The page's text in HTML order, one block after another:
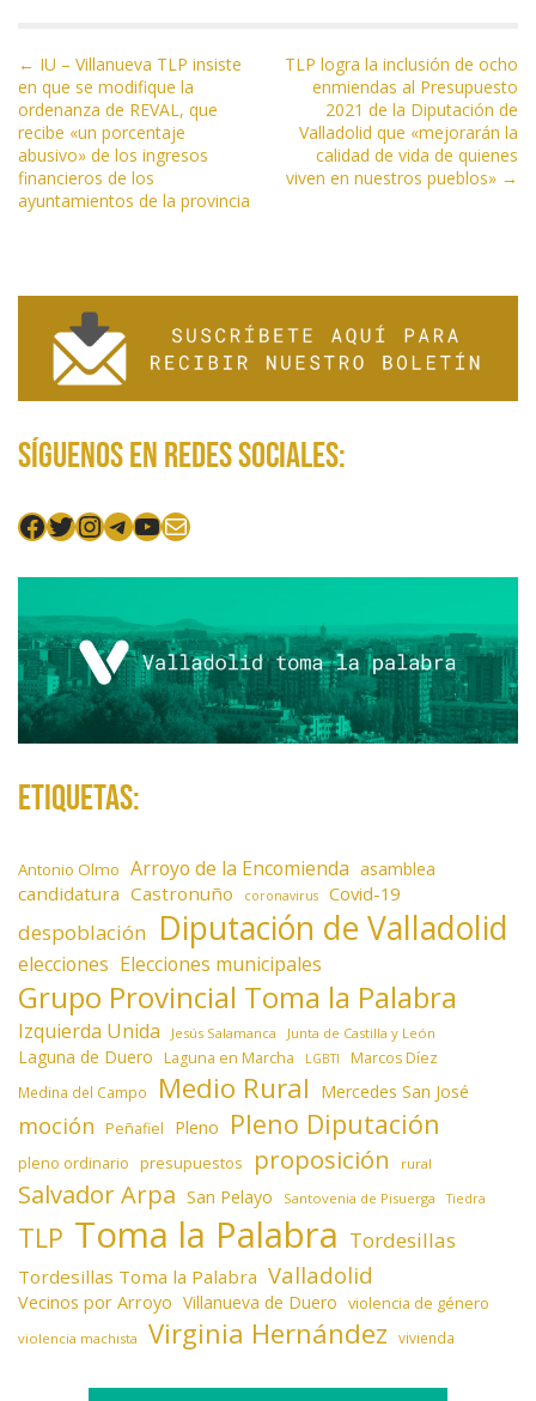
o
k
m p
p
ti
r
N
a
v
e
g
a
e
e
n
r
a
s
← IU – Villanueva TLP insiste
en que se modifique la
ordenanza de REVAL, que
recibe «un porcentaje
abusivo» de los ingresos
financieros de los
ayuntamientos de la provincia
TLP logra la inclusión de ocho
enmiendas al Presupuesto
2021 de la Diputación de
Valladolid que «mejorarán la
calidad de vida de quienes
viven en nuestros pueblos» →
Síguenos en redes sociales:
Facebook
Twitter
Instagram
Telegram
YouTube
Mail
Etiquetas:
Antonio Olmo Arroyo de la Encomienda asamblea
candidatura Castronuño coronavirus Covid-19
despoblación Diputación de Valladolid
elecciones Elecciones municipales
Grupo Provincial Toma la Palabra
Izquierda Unida Jesús Salamanca Junta de Castilla y León
Laguna de Duero Laguna en Marcha LGBTI Marcos Díez
Medina del Campo Medio Rural Mercedes San José
moción Peñafiel Pleno Pleno Diputación
pleno ordinario presupuestos proposición rural
Salvador Arpa San Pelayo Santovenia de Pisuerga Tiedra
TLP Toma la Palabra Tordesillas
Tordesillas Toma la Palabra Valladolid
Vecinos por Arroyo Villanueva de Duero violencia de género
violencia machista Virginia Hernández vivienda